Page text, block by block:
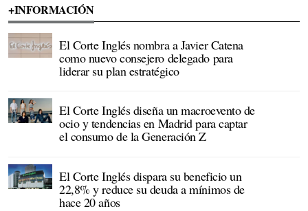
+INFORMACIÓN
El Corte Inglés nombra a Javier Catena
como nuevo consejero delegado para
liderar su plan estratégico
El Corte Inglés diseña un macroevento de
ocio y tendencias en Madrid para captar
el consumo de la Generación Z
El Corte Inglés dispara su beneficio un
22,8% y reduce su deuda a mínimos de
hace 20 años